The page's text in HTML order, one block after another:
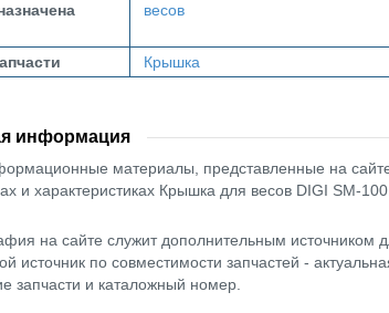
весов
Крышка
информация
материалы, представленные на
и характеристиках Крышка для весов DIGI SM-100.
на сайте служит дополнительным источником
источник по совместимости запчастей -
запчасти и каталожный номер.